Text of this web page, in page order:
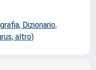
Dizionario,
altro)